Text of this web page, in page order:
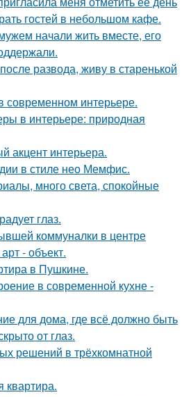
гостей в небольшом кафе.
начали жить вместе, его
развода, живу в старенькой
современном интерьере.
в интерьере: природная
акцент интерьера.
в стиле нео Мемфис.
много света, спокойные
глаз.
коммуналки в центре
- объект.
в Пушкине.
в современной кухне -
для дома, где всё должно быть
от глаз.
решений в трёхкомнатной